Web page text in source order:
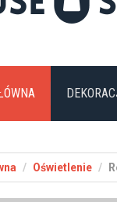
Oświetlenie